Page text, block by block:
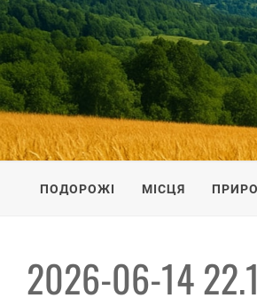
ПОДОРОЖI ПО УКРАЇНІ
ПОДОРОЖІ МІСЦЯ
2026-06-14